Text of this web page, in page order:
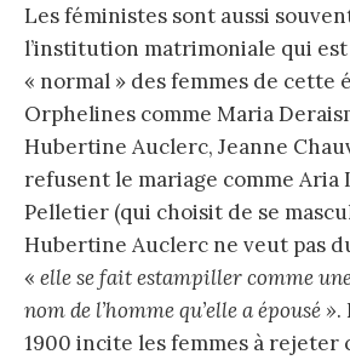
Les féministes sont aussi
l’institution matrimoniale qui
« normal » des femmes de cette
Orphelines comme Maria
Hubertine Auclerc, Jeanne
refusent le mariage comme Aria
Pelletier (qui choisit de se
Hubertine Auclerc ne veut pas
« elle se fait estampiller comme
nom de l’homme qu’elle a épousé ».
1900 incite les femmes à rejeter